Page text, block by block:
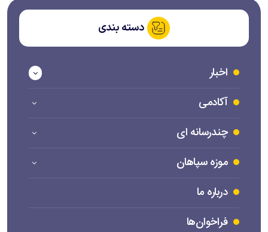
دسته بندی
اخبار
آکادمی
چندرسانه ای
موزه سپاهان
درباره ما
فراخوان‌ها